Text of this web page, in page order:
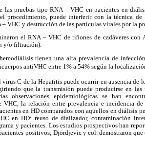
las pruebas tipo RNA – VHC en pacientes en
procedimiento, puede interferir con la técnica
– VHC y destrucción de las partículas virales por la
el RNA – VHC de riñones de cadáveres
y/o filtración).
tienen una alta prevalencia de
antiVHC entre 1% a 54% según la
C de la Hepatitis puede ocurrir en ausencia de
que la transmisión puede producirse en
observaciones epidemiológicas se han
VHC, la relación entre prevalencia e incidencia
en HD comparados con aquellos en diálisis
en HD: reuso de dializador, contaminación
y pacientes. Los estudios prospectivos han
positivos; Djordjevic y col. demostraron que